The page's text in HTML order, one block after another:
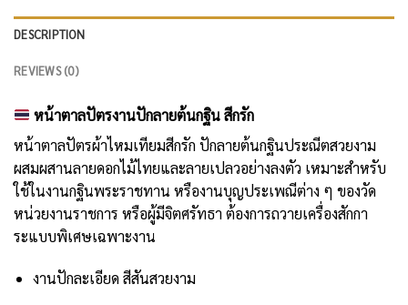
DESCRIPTION
REVIEWS (0)
หน้าตาลปัตรงานปักลายต้นกฐิน สีกรัก
หน้าตาลปัตรผ้าไหมเทียมสีกรัก ปักลายต้นกฐินประณีตสวยงาม
ผสมผสานลายดอกไม้ไทยและลายเปลวอย่างลงตัว เหมาะสำหรับ
ใช้ในงานกฐินพระราชทาน หรืองานบุญประเพณีต่าง ๆ ของวัด
หน่วยงานราชการ หรือผู้มีจิตศรัทธา ต้องการถวายเครื่องสักกา
ระแบบพิเศษเฉพาะงาน
งานปักละเอียด สีสันสวยงาม